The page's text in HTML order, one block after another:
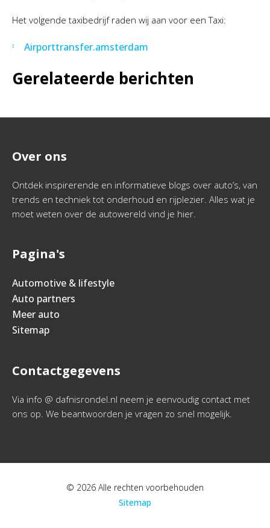
Het volgende taxibedrijf raden wij aan voor een Taxi:
Airporttransfer.amsterdam
Gerelateerde berichten
Over ons
Ontdek inspirerende en informatieve blogs over auto’s, van
trends en techniek tot onderhoud en rijplezier. Alles wat je
moet weten over de autowereld vind je hier.
Pagina's
Automotive & lifestyle
Auto partners
Meer auto
Sitemap
Contactgegevens
Via info @ dafnisrondel.nl neem je eenvoudig contact met
ons op. We beantwoorden je vragen zo snel mogelijk.
© 2026 Alle rechten voorbehouden
Sitemap